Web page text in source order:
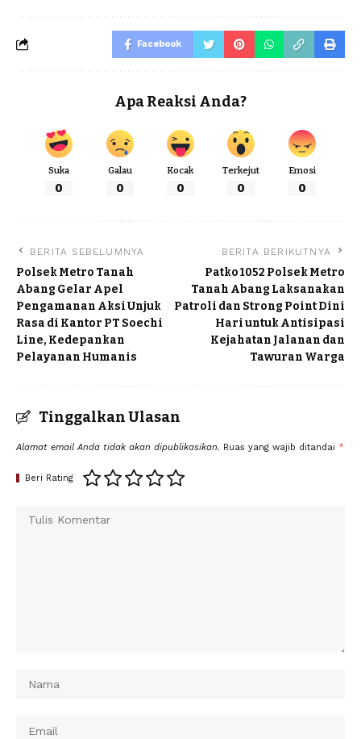
Facebook
Apa Reaksi Anda?
Suka
0
Galau
0
Kocak
0
Terkejut
0
Emosi
0
BERITA SEBELUMNYA
Polsek Metro Tanah
Abang Gelar Apel
Pengamanan Aksi Unjuk
Rasa di Kantor PT Soechi
Line, Kedepankan
Pelayanan Humanis
BERITA BERIKUTNYA
Patko 1052 Polsek Metro
Tanah Abang Laksanakan
Patroli dan Strong Point Dini
Hari untuk Antisipasi
Kejahatan Jalanan dan
Tawuran Warga
Tinggalkan Ulasan
Alamat email Anda tidak akan dipublikasikan. Ruas yang wajib ditandai *
Beri Rating